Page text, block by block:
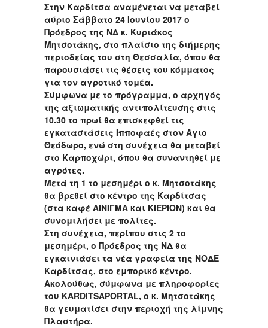
Στην Καρδίτσα αναμένεται να μεταβεί
αύριο Σάββατο 24 Ιουνίου 2017 ο
Πρόεδρος της ΝΔ κ. Κυριάκος
Μητσοτάκης, στο πλαίσιο της διήμερης
περιοδείας του στη Θεσσαλία, όπου θα
παρουσιάσει τις θέσεις του κόμματος
για τον αγροτικό τομέα.
Σύμφωνα με το πρόγραμμα, ο αρχηγός
της αξιωματικής αντιπολίτευσης στις
10.30 το πρωί θα επισκεφθεί τις
εγκαταστάσεις Ιπποφαές στον Άγιο
Θεόδωρο, ενώ στη συνέχεια θα μεταβεί
στο Καρποχώρι, όπου θα συναντηθεί με
αγρότες.
Μετά τη 1 το μεσημέρι ο κ. Μητσοτάκης
θα βρεθεί στο κέντρο της Καρδίτσας
(στα καφέ ΑΙΝΙΓΜΑ και ΚΙΕΡΙΟΝ) και θα
συνομιλήσει με πολίτες.
Στη συνέχεια, περίπου στις 2 το
μεσημέρι, ο Πρόεδρος της ΝΔ θα
εγκαινιάσει τα νέα γραφεία της ΝΟΔΕ
Καρδίτσας, στο εμπορικό κέντρο.
Ακολούθως, σύμφωνα με πληροφορίες
του KARDITSAPORTAL, ο κ. Μητσοτάκης
θα γευματίσει στην περιοχή της λίμνης
Πλαστήρα.